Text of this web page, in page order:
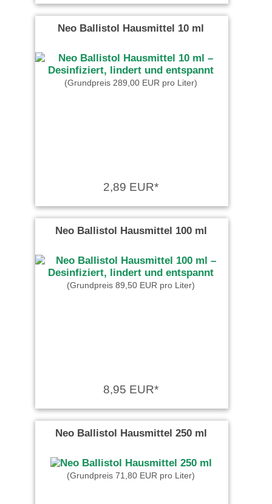
Neo Ballistol Hausmittel 10 ml
(Grundpreis 289,00 EUR pro Liter)
2,89 EUR*
Neo Ballistol Hausmittel 100 ml
(Grundpreis 89,50 EUR pro Liter)
8,95 EUR*
Neo Ballistol Hausmittel 250 ml
(Grundpreis 71,80 EUR pro Liter)